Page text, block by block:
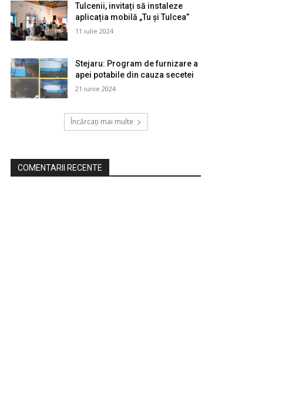
Tulcenii, invitați să instaleze
aplicația mobilă „Tu și Tulcea”
11 iulie 2024
Stejaru: Program de furnizare a
apei potabile din cauza secetei
21 iunie 2024
Încărcați mai multe
COMENTARII RECENTE